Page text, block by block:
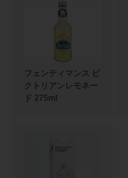
フェンティマンス ビ
クトリアンレモネー
ド 275ml